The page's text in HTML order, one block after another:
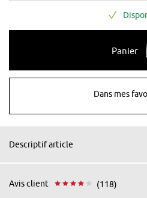
Panier
Dans mes
Descriptif article
Avis client (118)